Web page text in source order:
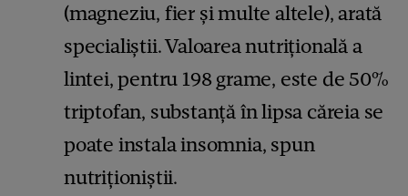
(magneziu, fier și multe altele), arată
specialiștii. Valoarea nutrițională a
lintei, pentru 198 grame, este de 50%
triptofan, substanță în lipsa căreia se
poate instala insomnia, spun
nutriționiștii.